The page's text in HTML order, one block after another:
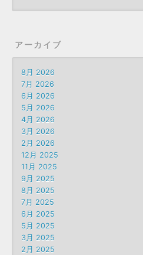
アーカイブ
8月 2026
7月 2026
6月 2026
5月 2026
4月 2026
3月 2026
2月 2026
12月 2025
11月 2025
9月 2025
8月 2025
7月 2025
6月 2025
5月 2025
3月 2025
2月 2025